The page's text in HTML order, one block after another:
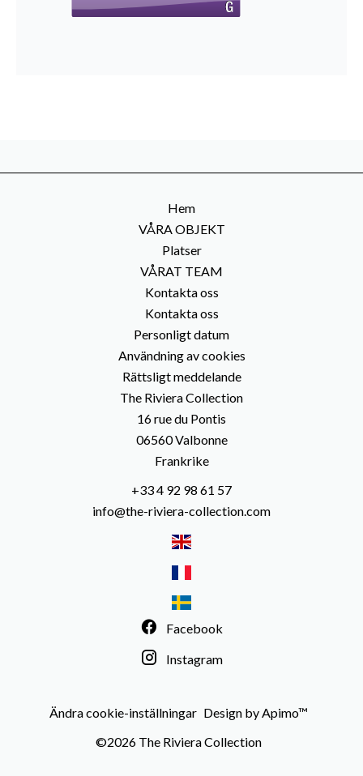
Hem
VÅRA OBJEKT
Platser
VÅRAT TEAM
Kontakta oss
Kontakta oss
Personligt datum
Användning av cookies
Rättsligt meddelande
The Riviera Collection
16 rue du Pontis
06560Valbonne
Frankrike
+33 4 92 98 61 57
info@the-riviera-collection.com
Facebook
Instagram
Ändra cookie-inställningar Design byApimo™
©2026 The Riviera Collection